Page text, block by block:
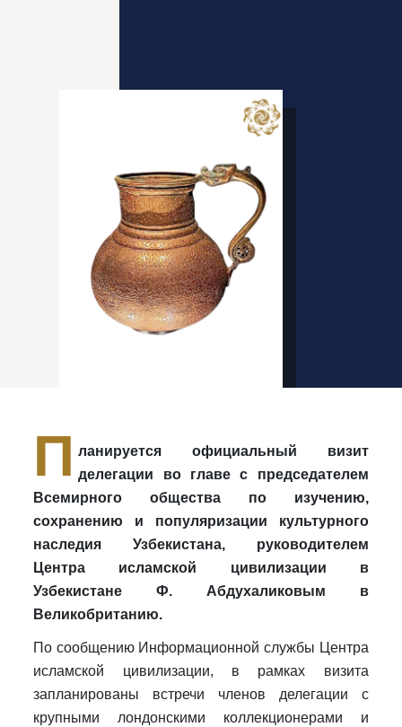
П ланируется официальный визит
делегации во главе с председателем
Всемирного общества по изучению,
сохранению и популяризации культурного
наследия Узбекистана, руководителем
Центра исламской цивилизации в
Узбекистане Ф. Абдухаликовым в
Великобританию.
По сообщению Информационной службы Центра
исламской цивилизации, в рамках визита
запланированы встречи членов делегации с
крупными лондонскими коллекционерами и